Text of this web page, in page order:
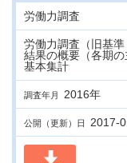
労働力調査
労働力調査（旧基
結果の概要（各期
基本集計
調査年月 2016年
公開（更新）日 2017-